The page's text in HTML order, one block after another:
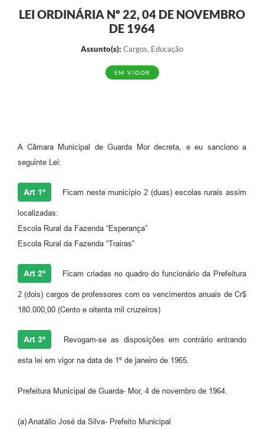
LEI ORDINÁRIA Nº 22, 04 DE NOVEMBRO
DE 1964
Assunto(s): Cargos, Educação
EM VIGOR
A Câmara Municipal de Guarda Mor decreta, e eu sanciono a
seguinte Lei:
Art 1º Ficam neste município 2 (duas) escolas rurais assim
localizadas:
Escola Rural da Fazenda “Esperança”
Escola Rural da Fazenda “Trairas”
Art 2º Ficam criadas no quadro do funcionário da Prefeitura
2 (dois) cargos de professores com os vencimentos anuais de Cr$
180.000,00 (Cento e oitenta mil cruzeiros)
Art 3º Revogam-se as disposições em contrário entrando
esta lei em vigor na data de 1º de janeiro de 1965.
Prefeitura Municipal de Guarda- Mor, 4 de novembro de 1964.
(a) Anatálio José da Silva- Prefeito Municipal